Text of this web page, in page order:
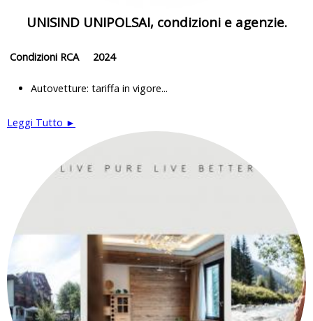
UNISIND UNIPOLSAI, condizioni e agenzie.
Condizioni RCA 2024
Autovetture: tariffa in vigore...
Leggi Tutto ►